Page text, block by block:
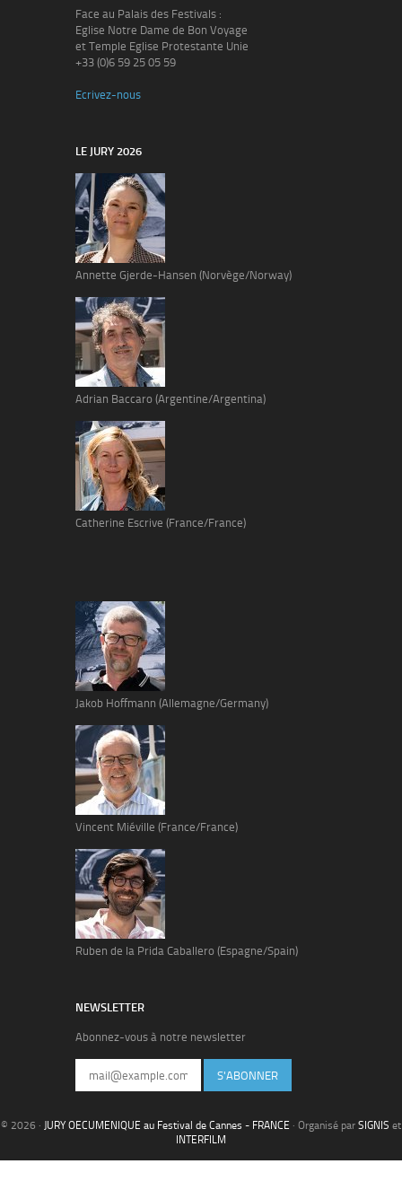
Face au Palais des Festivals :
Eglise Notre Dame de Bon Voyage
et Temple Eglise Protestante Unie
+33 (0)6 59 25 05 59
Ecrivez-nous
LE JURY 2026
Annette Gjerde-Hansen (Norvège/Norway)
Adrian Baccaro (Argentine/Argentina)
Catherine Escrive (France/France)
Jakob Hoffmann (Allemagne/Germany)
Vincent Miéville (France/France)
Ruben de la Prida Caballero (Espagne/Spain)
NEWSLETTER
Abonnez-vous à notre newsletter
S'ABONNER
© 2026 · JURY OECUMENIQUE au Festival de Cannes - FRANCE · Organisé par SIGNIS et
INTERFILM